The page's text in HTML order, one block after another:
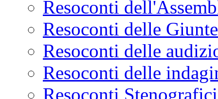
Resoconti
Resoconti delle
Resoconti delle
Resoconti delle
Resoconti